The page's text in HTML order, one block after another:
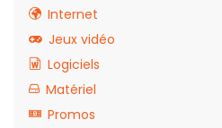
Internet
Jeux vidéo
Logiciels
Matériel
Promos